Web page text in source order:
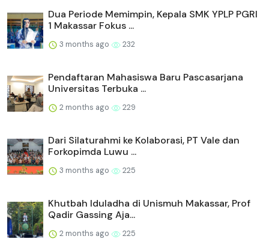
Dua Periode Memimpin, Kepala SMK YPLP PGRI
1 Makassar Fokus ...
3 months ago 232
Pendaftaran Mahasiswa Baru Pascasarjana
Universitas Terbuka ...
2 months ago 229
Dari Silaturahmi ke Kolaborasi, PT Vale dan
Forkopimda Luwu ...
3 months ago 225
Khutbah Iduladha di Unismuh Makassar, Prof
Qadir Gassing Aja...
2 months ago 225